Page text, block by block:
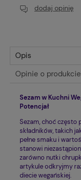
dodaj opinię
Opis
Opinie o
Sezam w Kuchni
Potencjał
Sezam, choć często
składników, takich
pełne smaku i
stanowi
zarówno nutki
artykule odkryjmy
diecie wegańskiej.